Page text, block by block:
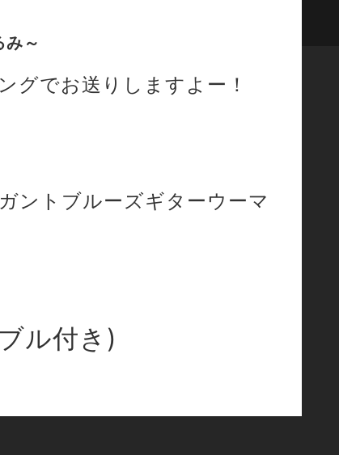
～
グでお送りしますよー！
ントブルーズギターウーマ
ル付き)